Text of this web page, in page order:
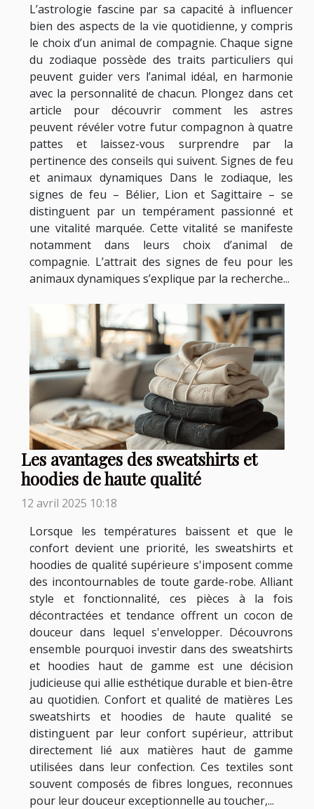
L’astrologie fascine par sa capacité à influencer
bien des aspects de la vie quotidienne, y compris
le choix d’un animal de compagnie. Chaque signe
du zodiaque possède des traits particuliers qui
peuvent guider vers l’animal idéal, en harmonie
avec la personnalité de chacun. Plongez dans cet
article pour découvrir comment les astres
peuvent révéler votre futur compagnon à quatre
pattes et laissez-vous surprendre par la
pertinence des conseils qui suivent. Signes de feu
et animaux dynamiques Dans le zodiaque, les
signes de feu – Bélier, Lion et Sagittaire – se
distinguent par un tempérament passionné et
une vitalité marquée. Cette vitalité se manifeste
notamment dans leurs choix d’animal de
compagnie. L’attrait des signes de feu pour les
animaux dynamiques s’explique par la recherche...
Les avantages des sweatshirts et
hoodies de haute qualité
12 avril 2025 10:18
Lorsque les températures baissent et que le
confort devient une priorité, les sweatshirts et
hoodies de qualité supérieure s'imposent comme
des incontournables de toute garde-robe. Alliant
style et fonctionnalité, ces pièces à la fois
décontractées et tendance offrent un cocon de
douceur dans lequel s'envelopper. Découvrons
ensemble pourquoi investir dans des sweatshirts
et hoodies haut de gamme est une décision
judicieuse qui allie esthétique durable et bien-être
au quotidien. Confort et qualité de matières Les
sweatshirts et hoodies de haute qualité se
distinguent par leur confort supérieur, attribut
directement lié aux matières haut de gamme
utilisées dans leur confection. Ces textiles sont
souvent composés de fibres longues, reconnues
pour leur douceur exceptionnelle au toucher,...